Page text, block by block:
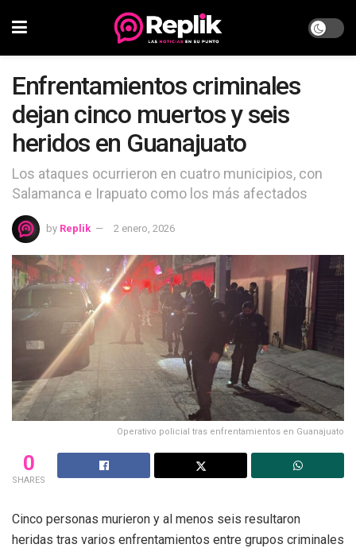
Enfrentamientos criminales
dejan cinco muertos y seis
heridos en Guanajuato
Los ataques ocurrieron en cuatro municipios, con
Salamanca e Irapuato como los más afectados
by Replik 2 enero, 2026
Operativo policial tras enfrentamientos en Guanajuato
0
SHARES
Cinco personas murieron y al menos seis resultaron
heridas tras varios enfrentamientos entre grupos criminales